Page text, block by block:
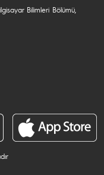
Bilimleri Bölümü,